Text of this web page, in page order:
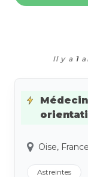
Il y a 1
Oise, France
Astreintes